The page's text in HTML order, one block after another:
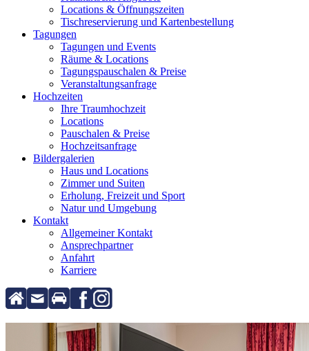
Locations & Öffnungszeiten
Tischreservierung und Kartenbestellung
Tagungen
Tagungen und Events
Räume & Locations
Tagungspauschalen & Preise
Veranstaltungsanfrage
Hochzeiten
Ihre Traumhochzeit
Locations
Pauschalen & Preise
Hochzeitsanfrage
Bildergalerien
Haus und Locations
Zimmer und Suiten
Erholung, Freizeit und Sport
Natur und Umgebung
Kontakt
Allgemeiner Kontakt
Ansprechpartner
Anfahrt
Karriere